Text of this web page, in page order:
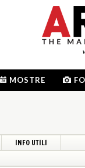
MOSTRE
INFO UTILI